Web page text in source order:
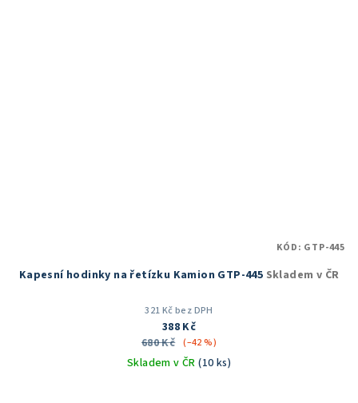
Kapesní hodinky na řetízku Kamion GTP-445 Skladem v ČR
321 Kč bez DPH
388 Kč
680 Kč (–42 %)
Skladem v ČR(10 ks)
KÓD: GTP-445